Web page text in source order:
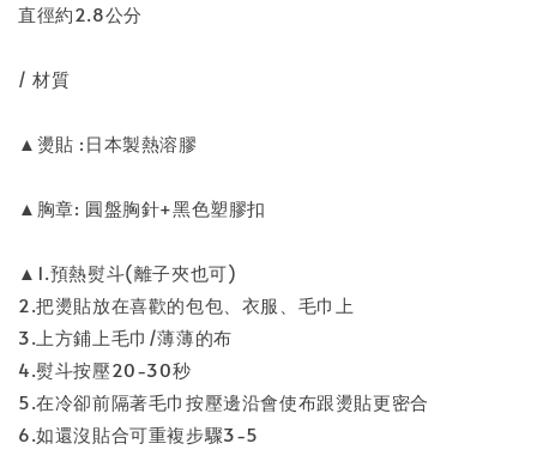
直徑約2.8公分
/ 材質
▲燙貼 :日本製熱溶膠
▲胸章: 圓盤胸針+黑色塑膠扣
▲1.預熱熨斗(離子夾也可)
2.把燙貼放在喜歡的包包、衣服、毛巾上
3.上方鋪上毛巾/薄薄的布
4.熨斗按壓20-30秒
5.在冷卻前隔著毛巾按壓邊沿會使布跟燙貼更密合
6.如還沒貼合可重複步驟3-5